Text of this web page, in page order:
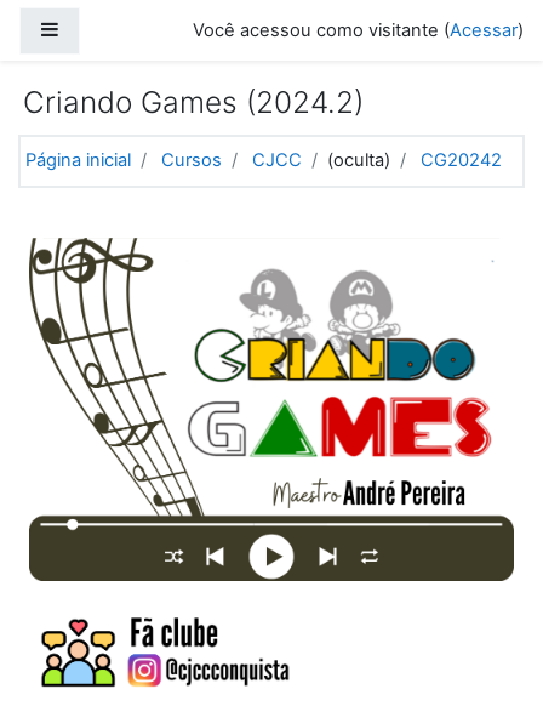
Você acessou como visitante (Acessar)
Criando Games (2024.2)
Página inicial Cursos CJCC (oculta) CG20242
Programação